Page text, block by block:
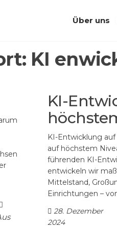
Über uns
KI
KI-
KI-Entwicklung
auf höchstem
führenden KI-
entwickeln wir
Mittelstand,
Einrichtungen –
28. Dezember
2024